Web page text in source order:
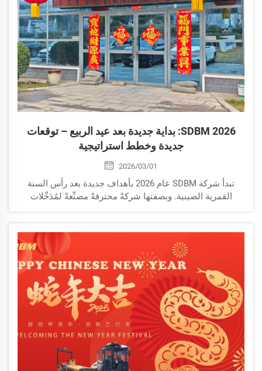
SDBM 2026: بداية جديدة بعد عيد الربيع – توقعات
جديدة وخطط استراتيجية
2026/03/01
تبدأ شركة SDBM عام 2026 بأهداف جديدة بعد رأس السنة
القمرية الصينية. وبصفتها شركةً محترفةً مصنِّعةً لمُدَحِّلات
لعملائها حول العالم.